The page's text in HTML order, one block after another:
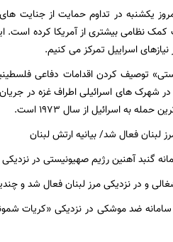
امروز یکشنبه در تداوم حمایت از
کمک نظامی بیشتری از آمریکا کرده است.
اسراییل تمرکز می کنیم.
های اسرائیلی اطراف غزه در
به اسرائیل از سال ۱۹۷۳ است.
گنبد آهنین رژیم صهیونیستی در نزدیکی
و در نزدیکی مرز لبنان فعال شد و
ضد موشکی در نزدیکی «کریات